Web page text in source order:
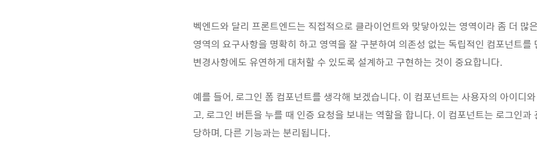
벡엔드와 달리 프론트엔드는 직접적으로 클라이언트와 맞닿아있는 영역이라 좀 더 많
영역의 요구사항을 명확히 하고 영역을 잘 구분하여 의존성 없는 독립적인 컴포넌트를
변경사항에도 유연하게 대처할 수 있도록 설계하고 구현하는 것이 중요합니다.
예를 들어, 로그인 폼 컴포넌트를 생각해 보겠습니다. 이 컴포넌트는 사용자의 아이디
고, 로그인 버튼을 누를 때 인증 요청을 보내는 역할을 합니다. 이 컴포넌트는 로그인과
당하며, 다른 기능과는 분리됩니다.